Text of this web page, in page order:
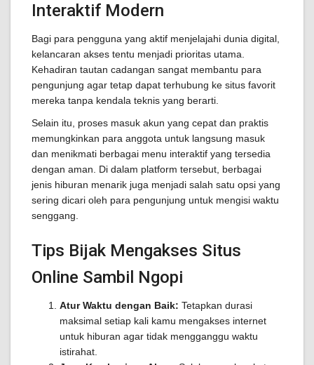
Interaktif Modern
Bagi para pengguna yang aktif menjelajahi dunia digital,
kelancaran akses tentu menjadi prioritas utama.
Kehadiran tautan cadangan sangat membantu para
pengunjung agar tetap dapat terhubung ke situs favorit
mereka tanpa kendala teknis yang berarti.
Selain itu, proses masuk akun yang cepat dan praktis
memungkinkan para anggota untuk langsung masuk
dan menikmati berbagai menu interaktif yang tersedia
dengan aman. Di dalam platform tersebut, berbagai
jenis hiburan menarik juga menjadi salah satu opsi yang
sering dicari oleh para pengunjung untuk mengisi waktu
senggang.
Tips Bijak Mengakses Situs
Online Sambil Ngopi
Atur Waktu dengan Baik: Tetapkan durasi
maksimal setiap kali kamu mengakses internet
untuk hiburan agar tidak mengganggu waktu
istirahat.